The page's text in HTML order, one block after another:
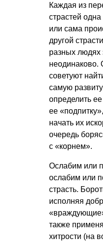
Каждая из
страстей
или сама
другой
разных людях
неодинаково.
советуют
самую
определить ее
ее
начать их
очередь
с «корнем».
Ослабим или
ослабим или
страсть.
исполняя
также
хитрости (на